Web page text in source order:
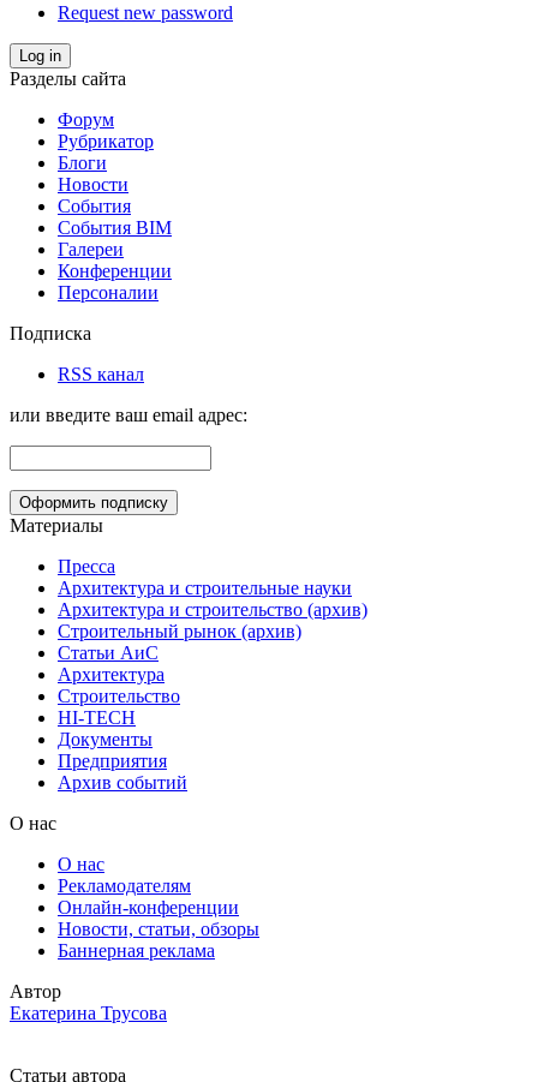
Request new password
Log in
Разделы сайта
Форум
Рубрикатор
Блоги
Новости
События
События BIM
Галереи
Конференции
Персоналии
Подписка
RSS канал
или введите ваш email адрес:
Материалы
Пресса
Архитектура и строительные науки
Архитектура и строительство (архив)
Строительный рынок (архив)
Статьи АиС
Архитектура
Строительство
HI-TECH
Документы
Предприятия
Архив событий
О нас
О нас
Рекламодателям
Онлайн-конференции
Новости, статьи, обзоры
Баннерная реклама
Автор
Екатерина Трусова
Статьи автора